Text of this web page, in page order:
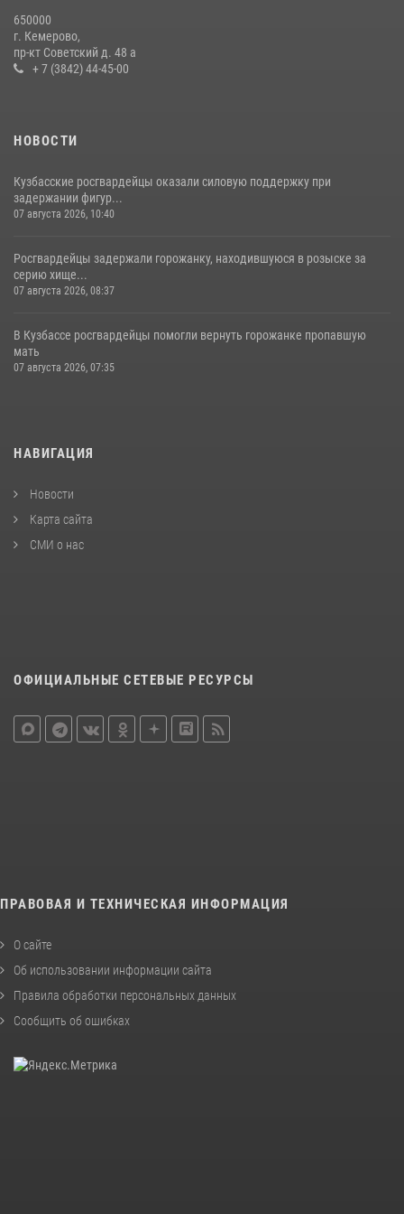
гипермаркета товары на 13 тысяч рублей (ВИДЕО)
16 июля 2026, 06:43
650000
г. Кемерово,
пр-кт Советский д. 48 а
+ 7 (3842) 44-45-00
НОВОСТИ
Кузбасские росгвардейцы оказали силовую поддержку при
задержании фигур...
07 августа 2026, 10:40
Росгвардейцы задержали горожанку, находившуюся в розыске за
серию хище...
07 августа 2026, 08:37
В Кузбассе росгвардейцы помогли вернуть горожанке пропавшую
мать
07 августа 2026, 07:35
НАВИГАЦИЯ
Новости
Карта сайта
СМИ о нас
ОФИЦИАЛЬНЫЕ СЕТЕВЫЕ РЕСУРСЫ
ПРАВОВАЯ И ТЕХНИЧЕСКАЯ ИНФОРМАЦИЯ
О сайте
Об использовании информации сайта
Правила обработки персональных данных
Сообщить об ошибках